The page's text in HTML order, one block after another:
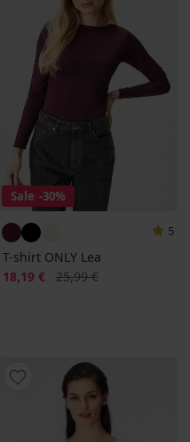
Sale -30%
5
T-shirt ONLY Lea
Korting
18,19 € Oorspronkelijke prijs
25,99 €